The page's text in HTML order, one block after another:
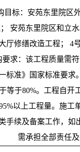
目标：安苑东里院区
安苑东里院区和立
厅修缮改造工程； 4
求：该工程质量需
标准》国家标准要求
等于80%。工程自开
以上工程量。施工
手续及备案工作，如
需承担全部责任